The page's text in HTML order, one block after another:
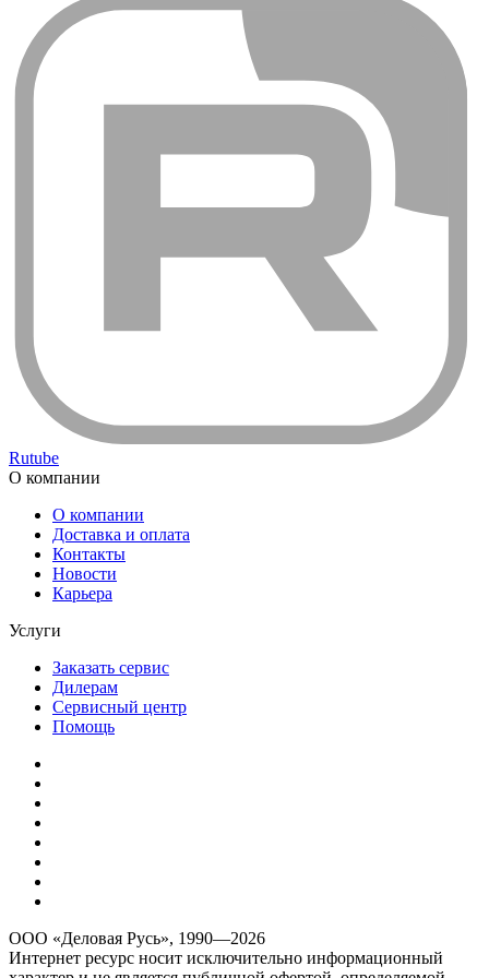
Rutube
О компании
О компании
Доставка и оплата
Контакты
Новости
Карьера
Услуги
Заказать сервис
Дилерам
Сервисный центр
Помощь
ООО «Деловая Русь», 1990—2026
Интернет ресурс носит исключительно информационный